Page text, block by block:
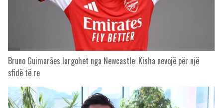
Bruno Guimarães largohet nga Newcastle: Kisha nevojë për një
sfidë të re